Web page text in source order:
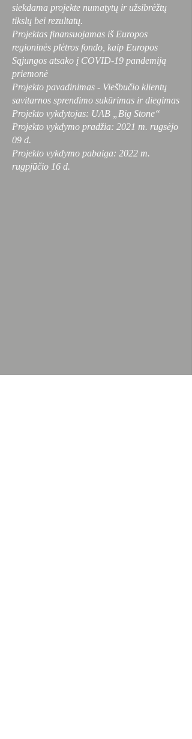
siekdama projekte numatytų ir užsibrėžtų
tikslų bei rezultatų.
Projektas finansuojamas iš Europos
regioninės plėtros fondo, kaip Europos
Sąjungos atsako į COVID-19 pandemiją
priemonė
Projekto pavadinimas - Viešbučio klientų
savitarnos sprendimo sukūrimas ir diegimas
Projekto vykdytojas: UAB „Big Stone“
Projekto vykdymo pradžia: 2021 m. rugsėjo
09 d.
Projekto vykdymo pabaiga: 2022 m.
rugpjūčio 16 d.